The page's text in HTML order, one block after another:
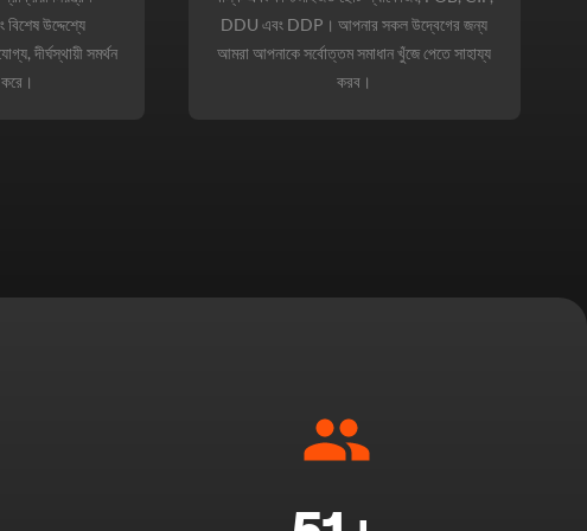
বিশেষ উদ্দেশ্যে
দীর্ঘস্থায়ী সমর্থন
করে।
DDU এবং DDP। আপনার সকল উদ্বেগের জন্য
আমরা আপনাকে সর্বোত্তম সমাধান খুঁজে পেতে সাহায্য
করব।